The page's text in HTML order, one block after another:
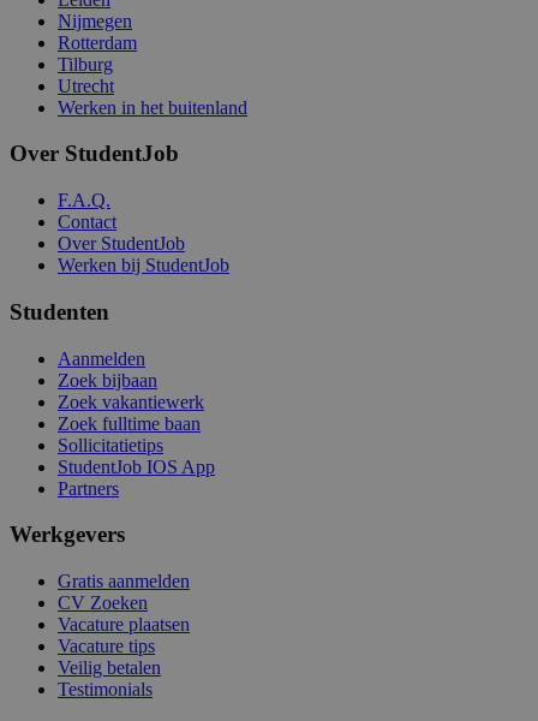
Nijmegen
Rotterdam
Tilburg
Utrecht
Werken in het buitenland
Over StudentJob
F.A.Q.
Contact
Over StudentJob
Werken bij StudentJob
Studenten
Aanmelden
Zoek bijbaan
Zoek vakantiewerk
Zoek fulltime baan
Sollicitatietips
StudentJob IOS App
Partners
Werkgevers
Gratis aanmelden
CV Zoeken
Vacature plaatsen
Vacature tips
Veilig betalen
Testimonials